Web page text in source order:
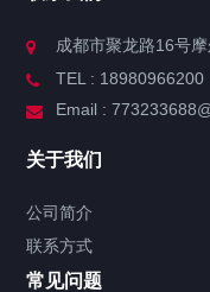
成都市聚龙路16号
TEL : 18980966200
Email :
关于我们
公司简介
联系方式
常见问题